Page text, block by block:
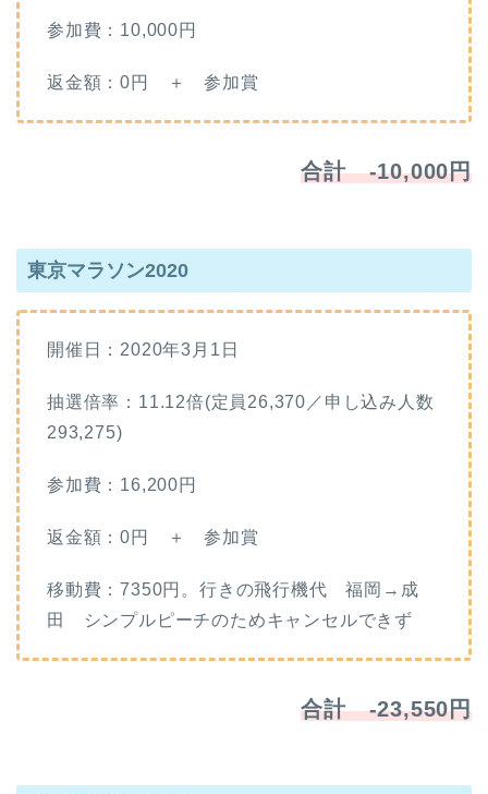
参加費：10,000円
返金額：0円 ＋ 参加賞
合計 -10,000円
東京マラソン2020
開催日：2020年3月1日
抽選倍率：11.12倍(定員26,370／申し込み人数
293,275)
参加費：16,200円
返金額：0円 ＋ 参加賞
移動費：7350円。行きの飛行機代 福岡→成
田 シンプルピーチのためキャンセルできず
合計 -23,550円